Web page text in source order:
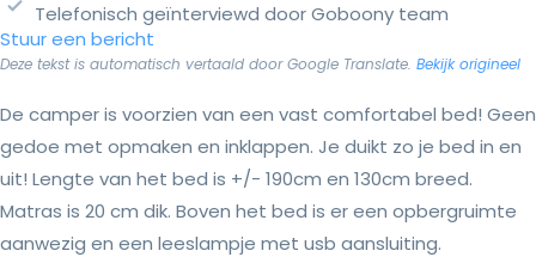
Telefonisch geïnterviewd door Goboony team
Stuur een bericht
Deze tekst is automatisch vertaald door Google Translate. Bekijk origineel
De camper is voorzien van een vast comfortabel bed! Geen
gedoe met opmaken en inklappen. Je duikt zo je bed in en
uit! Lengte van het bed is +/- 190cm en 130cm breed.
Matras is 20 cm dik. Boven het bed is er een opbergruimte
aanwezig en een leeslampje met usb aansluiting.